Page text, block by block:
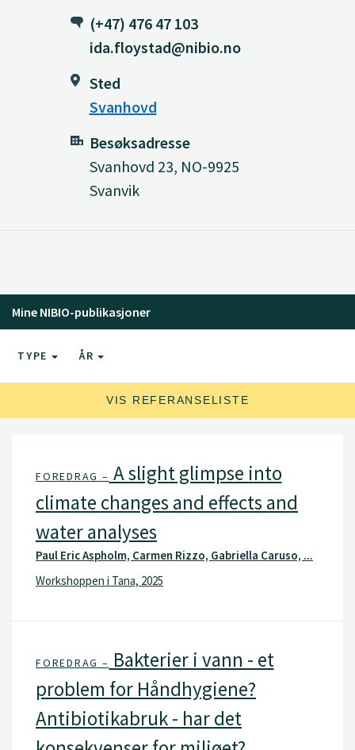
(+47) 476 47 103
ida.floystad@nibio.no
Sted
Svanhovd
Besøksadresse
Svanhovd 23, NO-9925
Svanvik
Mine NIBIO-publikasjoner
TYPE ÅR
VIS REFERANSELISTE
FOREDRAG – A slight glimpse into
climate changes and effects and
water analyses
Paul Eric Aspholm, Carmen Rizzo, Gabriella Caruso, ...
Workshoppen i Tana, 2025
FOREDRAG – Bakterier i vann - et
problem for Håndhygiene?
Antibiotikabruk - har det